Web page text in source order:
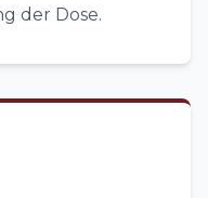
der Dose.